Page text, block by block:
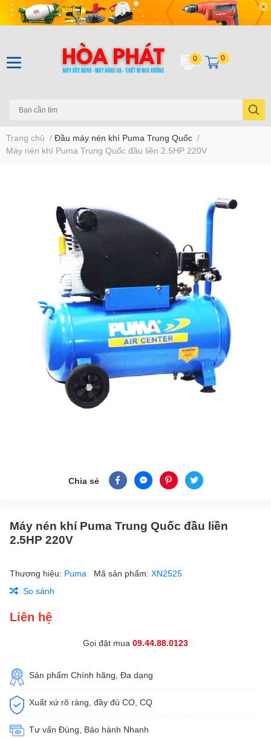
0 0
Trang chủ / Đầu máy nén khí Puma Trung Quốc /
Máy nén khí Puma Trung Quốc đầu liền 2.5HP 220V
Chia sẻ
Máy nén khí Puma Trung Quốc đầu liền
2.5HP 220V
Thương hiệu: Puma Mã sản phẩm: XN2525
So sánh
Liên hệ
Gọi đặt mua 09.44.88.0123
Sản phẩm Chính hãng, Đa dạng
Xuất xứ rõ ràng, đầy đủ CO, CQ
Tư vấn Đúng, Bảo hành Nhanh